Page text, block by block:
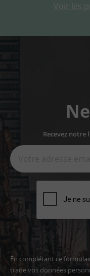
Voir les
Recevez
En complétant ce
traite vos données